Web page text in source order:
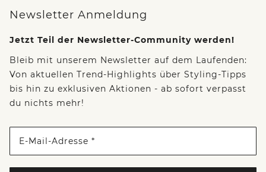
Newsletter Anmeldung
Jetzt Teil der Newsletter-Community werden!
Bleib mit unserem Newsletter auf dem Laufenden:
Von aktuellen Trend-Highlights über Styling-Tipps
bis hin zu exklusiven Aktionen - ab sofort verpasst
du nichts mehr!
E-Mail-Adresse *